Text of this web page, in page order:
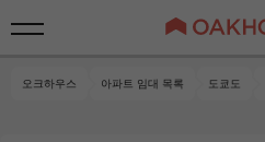
오크하우스 아파트 임대 목록 도쿄도